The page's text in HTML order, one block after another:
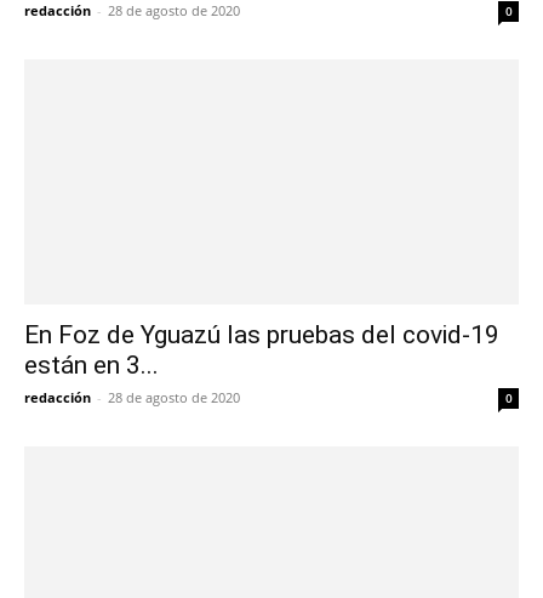
redacción - 28 de agosto de 2020 0
En Foz de Yguazú las pruebas del covid-19
están en 3...
redacción - 28 de agosto de 2020 0